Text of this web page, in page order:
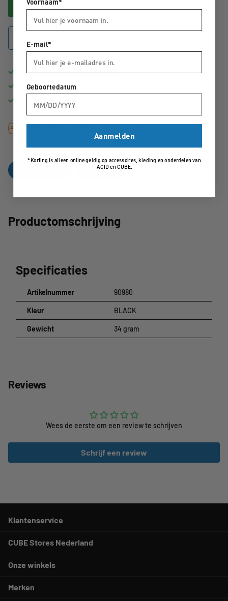
In winkelwagen
Gratisbezorging vanaf €50,-
Binnen1 tot 3 werkdagen
Advies van echte
Reviews
Productomschrijving
Specificaties
Artikelnummer 90980
Kleur BLACK
Gewicht 34 gram
Reviews
Wees de eerste om een review te schrijven
Schrijf een review
Klantenservice
CUBE Stores Nederland
Onze winkels
Merken
Voornaam*
E-mail*
Geboortedatum
Aanmelden
*Korting is alleen online geldig op accessoires, kleding en onderdelen van
ACID en CUBE.